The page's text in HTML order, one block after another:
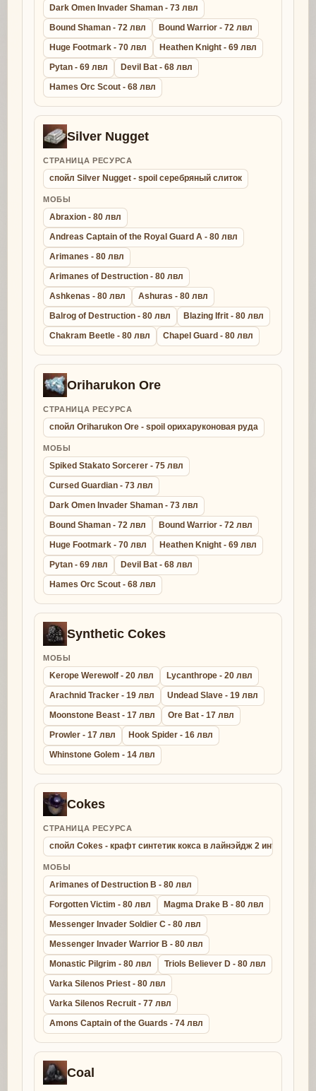
Dark Omen Invader Shaman - 73 лвл
Bound Shaman - 72 лвл
Bound Warrior - 72 лвл
Huge Footmark - 70 лвл
Heathen Knight - 69 лвл
Pytan - 69 лвл
Devil Bat - 68 лвл
Hames Orc Scout - 68 лвл
Silver Nugget
СТРАНИЦА РЕСУРСА
спойл Silver Nugget - spoil серебряный слиток
МОБЫ
Abraxion - 80 лвл
Andreas Captain of the Royal Guard A - 80 лвл
Arimanes - 80 лвл
Arimanes of Destruction - 80 лвл
Ashkenas - 80 лвл
Ashuras - 80 лвл
Balrog of Destruction - 80 лвл
Blazing Ifrit - 80 лвл
Chakram Beetle - 80 лвл
Chapel Guard - 80 лвл
Oriharukon Ore
СТРАНИЦА РЕСУРСА
спойл Oriharukon Ore - spoil орихаруконовая руда
МОБЫ
Spiked Stakato Sorcerer - 75 лвл
Cursed Guardian - 73 лвл
Dark Omen Invader Shaman - 73 лвл
Bound Shaman - 72 лвл
Bound Warrior - 72 лвл
Huge Footmark - 70 лвл
Heathen Knight - 69 лвл
Pytan - 69 лвл
Devil Bat - 68 лвл
Hames Orc Scout - 68 лвл
Synthetic Cokes
МОБЫ
Kerope Werewolf - 20 лвл
Lycanthrope - 20 лвл
Arachnid Tracker - 19 лвл
Undead Slave - 19 лвл
Moonstone Beast - 17 лвл
Ore Bat - 17 лвл
Prowler - 17 лвл
Hook Spider - 16 лвл
Whinstone Golem - 14 лвл
Cokes
СТРАНИЦА РЕСУРСА
спойл Cokes - крафт синтетик кокса в лайнэйдж 2 интерлюд
МОБЫ
Arimanes of Destruction B - 80 лвл
Forgotten Victim - 80 лвл
Magma Drake B - 80 лвл
Messenger Invader Soldier C - 80 лвл
Messenger Invader Warrior B - 80 лвл
Monastic Pilgrim - 80 лвл
Triols Believer D - 80 лвл
Varka Silenos Priest - 80 лвл
Varka Silenos Recruit - 77 лвл
Amons Captain of the Guards - 74 лвл
Coal